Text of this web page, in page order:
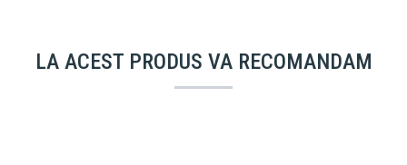
LA ACEST PRODUS VA RECOMANDAM